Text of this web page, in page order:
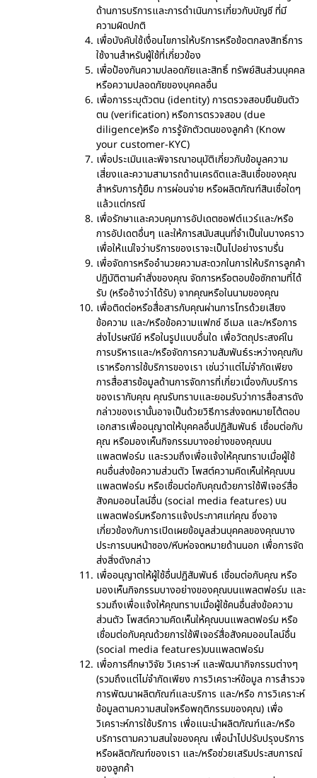
ด้านการบริการและการดำเนินการเกี่ยวกับบัญชี ที่มี
ความผิดปกติ
เพื่อบังคับใช้เงื่อนไขการให้บริการหรือข้อตกลงสิทธิ์การ
ใช้งานสำหรับผู้ใช้ที่เกี่ยวข้อง
เพื่อป้องกันความปลอดภัยและสิทธิ์ ทรัพย์สินส่วนบุคคล
หรือความปลอดภัยของบุคคลอื่น
เพื่อการระบุตัวตน (identity) การตรวจสอบยืนยันตัว
ตน (verification) หรือการตรวจสอบ (due
diligence)หรือ การรู้จักตัวตนของลูกค้า (Know
your customer-KYC)
เพื่อประเมินและพิจารณาอนุมัติเกี่ยวกับข้อมูลความ
เสี่ยงและความสามารถด้านเครดิตและสินเชื่อของคุณ
สำหรับการกู้ยืม การผ่อนจ่าย หรือผลิตภัณฑ์สินเชื่อใดๆ
แล้วแต่กรณี
เพื่อรักษาและควบคุมการอัปเดตซอฟต์แวร์และ/หรือ
การอัปเดตอื่นๆ และให้การสนับสนุนที่จำเป็นในบางคราว
เพื่อให้แน่ใจว่าบริการของเราจะเป็นไปอย่างราบรื่น
เพื่อจัดการหรืออำนวยความสะดวกในการให้บริการลูกค้า
ปฏิบัติตามคำสั่งของคุณ จัดการหรือตอบข้อซักถามที่ได้
รับ (หรืออ้างว่าได้รับ) จากคุณหรือในนามของคุณ
เพื่อติดต่อหรือสื่อสารกับคุณผ่านการโทรด้วยเสียง
ข้อความ และ/หรือข้อความแฟกซ์ อีเมล และ/หรือการ
ส่งไปรษณีย์ หรือในรูปแบบอื่นใด เพื่อวัตถุประสงค์ใน
การบริหารและ/หรือจัดการความสัมพันธ์ระหว่างคุณกับ
เราหรือการใช้บริการของเรา เช่นว่าแต่ไม่จำกัดเพียง
การสื่อสารข้อมูลด้านการจัดการที่เกี่ยวเนื่องกับบริการ
ของเรากับคุณ คุณรับทราบและยอมรับว่าการสื่อสารดัง
กล่าวของเรานั้นอาจเป็นด้วยวิธีการส่งจดหมายโต้ตอบ
เอกสารเพื่ออนุญาตให้บุคคลอื่นปฏิสัมพันธ์ เชื่อมต่อกับ
คุณ หรือมองเห็นกิจกรรมบางอย่างของคุณบน
แพลตฟอร์ม และรวมถึงเพื่อแจ้งให้คุณทราบเมื่อผู้ใช้
คนอื่นส่งข้อความส่วนตัว โพสต์ความคิดเห็นให้คุณบน
แพลตฟอร์ม หรือเชื่อมต่อกับคุณด้วยการใช้ฟีเจอร์สื่อ
สังคมออนไลน์อื่น (social media features) บน
แพลตฟอร์มหรือการแจ้งประกาศแก่คุณ ซึ่งอาจ
เกี่ยวข้องกับการเปิดเผยข้อมูลส่วนบุคคลของคุณบาง
ประการบนหน้าซอง/หีบห่อจดหมายด้านนอก เพื่อการจัด
ส่งสิ่งดังกล่าว
เพื่ออนุญาตให้ผู้ใช้อื่นปฏิสัมพันธ์ เชื่อมต่อกับคุณ หรือ
มองเห็นกิจกรรมบางอย่างของคุณบนแพลตฟอร์ม และ
รวมถึงเพื่อแจ้งให้คุณทราบเมื่อผู้ใช้คนอื่นส่งข้อความ
ส่วนตัว โพสต์ความคิดเห็นให้คุณบนแพลตฟอร์ม หรือ
เชื่อมต่อกับคุณด้วยการใช้ฟีเจอร์สื่อสังคมออนไลน์อื่น
(social media features)บนแพลตฟอร์ม
เพื่อการศึกษาวิจัย วิเคราะห์ และพัฒนากิจกรรมต่างๆ
(รวมถึงแต่ไม่จำกัดเพียง การวิเคราะห์ข้อมูล การสำรวจ
การพัฒนาผลิตภัณฑ์และบริการ และ/หรือ การวิเคราะห์
ข้อมูลตามความสนใจหรือพฤติกรรมของคุณ) เพื่อ
วิเคราะห์การใช้บริการ เพื่อแนะนำผลิตภัณฑ์และ/หรือ
บริการตามความสนใจของคุณ เพื่อนำไปปรับปรุงบริการ
หรือผลิตภัณฑ์ของเรา และ/หรือช่วยเสริมประสบการณ์
ของลูกค้า